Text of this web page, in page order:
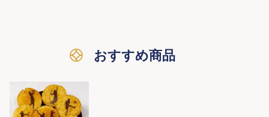
おすすめ商品